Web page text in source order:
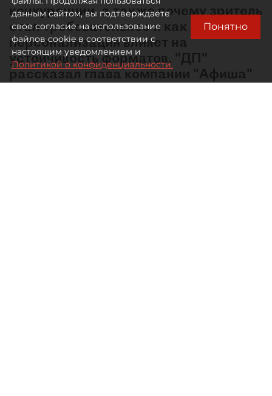
конкуренции, а также почему зритель
стал требовательнее и как
персонализация влияет на
устойчивость форматов, "ДП"
рассказал глава компании "Афиша"
данным сайтом, вы подтверждаете
свое согласие на использование
файлов cookie в соответствии с
настоящим уведомлением и
Политикой о конфиденциальности.
Понятно